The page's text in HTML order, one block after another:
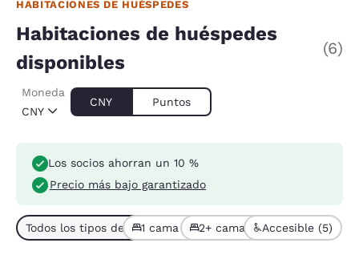
HABITACIONES DE HUÉSPEDES
Habitaciones de huéspedes
disponibles
(6)
CNY
Moneda
CNY Puntos
Los socios ahorran un 10 %
Precio más bajo garantizado
Todos los tipos de habitación (6)
1 cama (4)2+ camas (2)Accesible (5)